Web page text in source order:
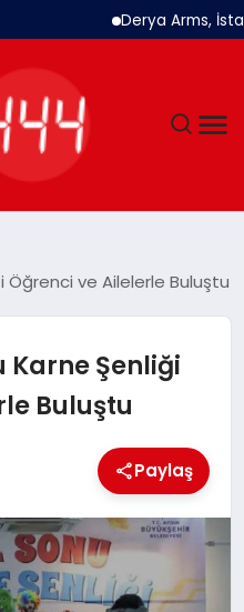
Derya Arms,
Öğrenci ve Ailelerle Buluştu
Karne Şenliği
Buluştu
Paylaş